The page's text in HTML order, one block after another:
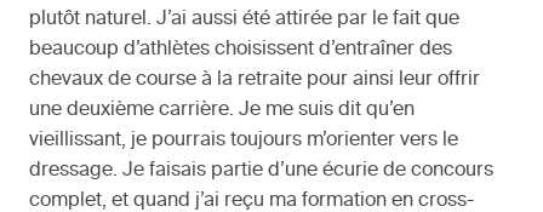
plutôt naturel. J’ai aussi été attirée par le fait que
beaucoup d’athlètes choisissent d’entraîner des
chevaux de course à la retraite pour ainsi leur offrir
une deuxième carrière. Je me suis dit qu’en
vieillissant, je pourrais toujours m’orienter vers le
dressage. Je faisais partie d’une écurie de concours
complet, et quand j’ai reçu ma formation en cross-